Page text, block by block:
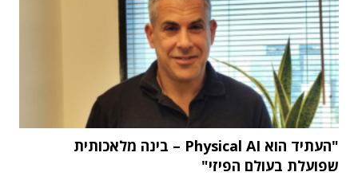
"העתיד הוא Physical AI – בינה מלאכותית
שפועלת בעולם הפיזי"